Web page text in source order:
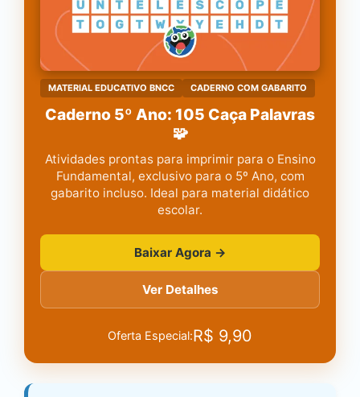
MATERIAL EDUCATIVO BNCC CADERNO COM GABARITO
Caderno 5º Ano: 105 Caça Palavras
🧩
Atividades prontas para imprimir para o Ensino
Fundamental, exclusivo para o 5º Ano, com
gabarito incluso. Ideal para material didático
escolar.
Baixar Agora →
Ver Detalhes
Oferta Especial:R$ 9,90